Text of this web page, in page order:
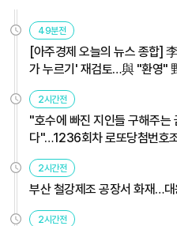
49분전
[아주경제 오늘의 뉴스 종합]
가 누르기' 재검토…與 "환영"
外
2시간전
"호수에 빠진 지인들 구해주는
다"…1236회차 로또당첨번호
2시간전
부산 철강제조 공장서 화재…
2시간전